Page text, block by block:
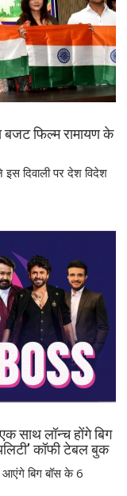
बजट फिल्म रामायण के
दिवाली पर देश विदेश
साथ लॉन्च होंगे बिग
कॉफी टेबल बुक
आएंगे बिग बॉस के 6